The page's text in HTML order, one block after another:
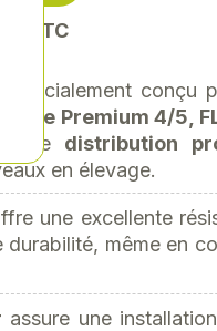
€ TTC
, spécialement conçu
Premium 4/5,
une distribution
en élevage.
une excellente
même en
assure une